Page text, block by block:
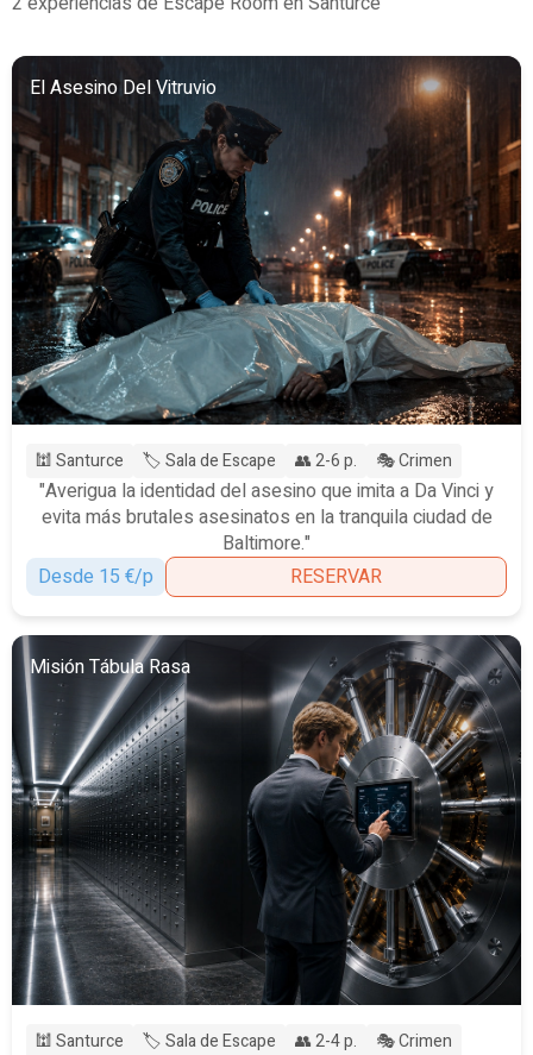
El Asesino Del Vitruvio
🕍 Santurce 🏷️ Sala de Escape 👥 2-6 p. 🎭 Crimen
"Averigua la identidad del asesino que imita a Da Vinci y
evita más brutales asesinatos en la tranquila ciudad de
Baltimore."
Desde 15 €/p
RESERVAR
Misión Tábula Rasa
🕍 Santurce 🏷️ Sala de Escape 👥 2-4 p. 🎭 Crimen